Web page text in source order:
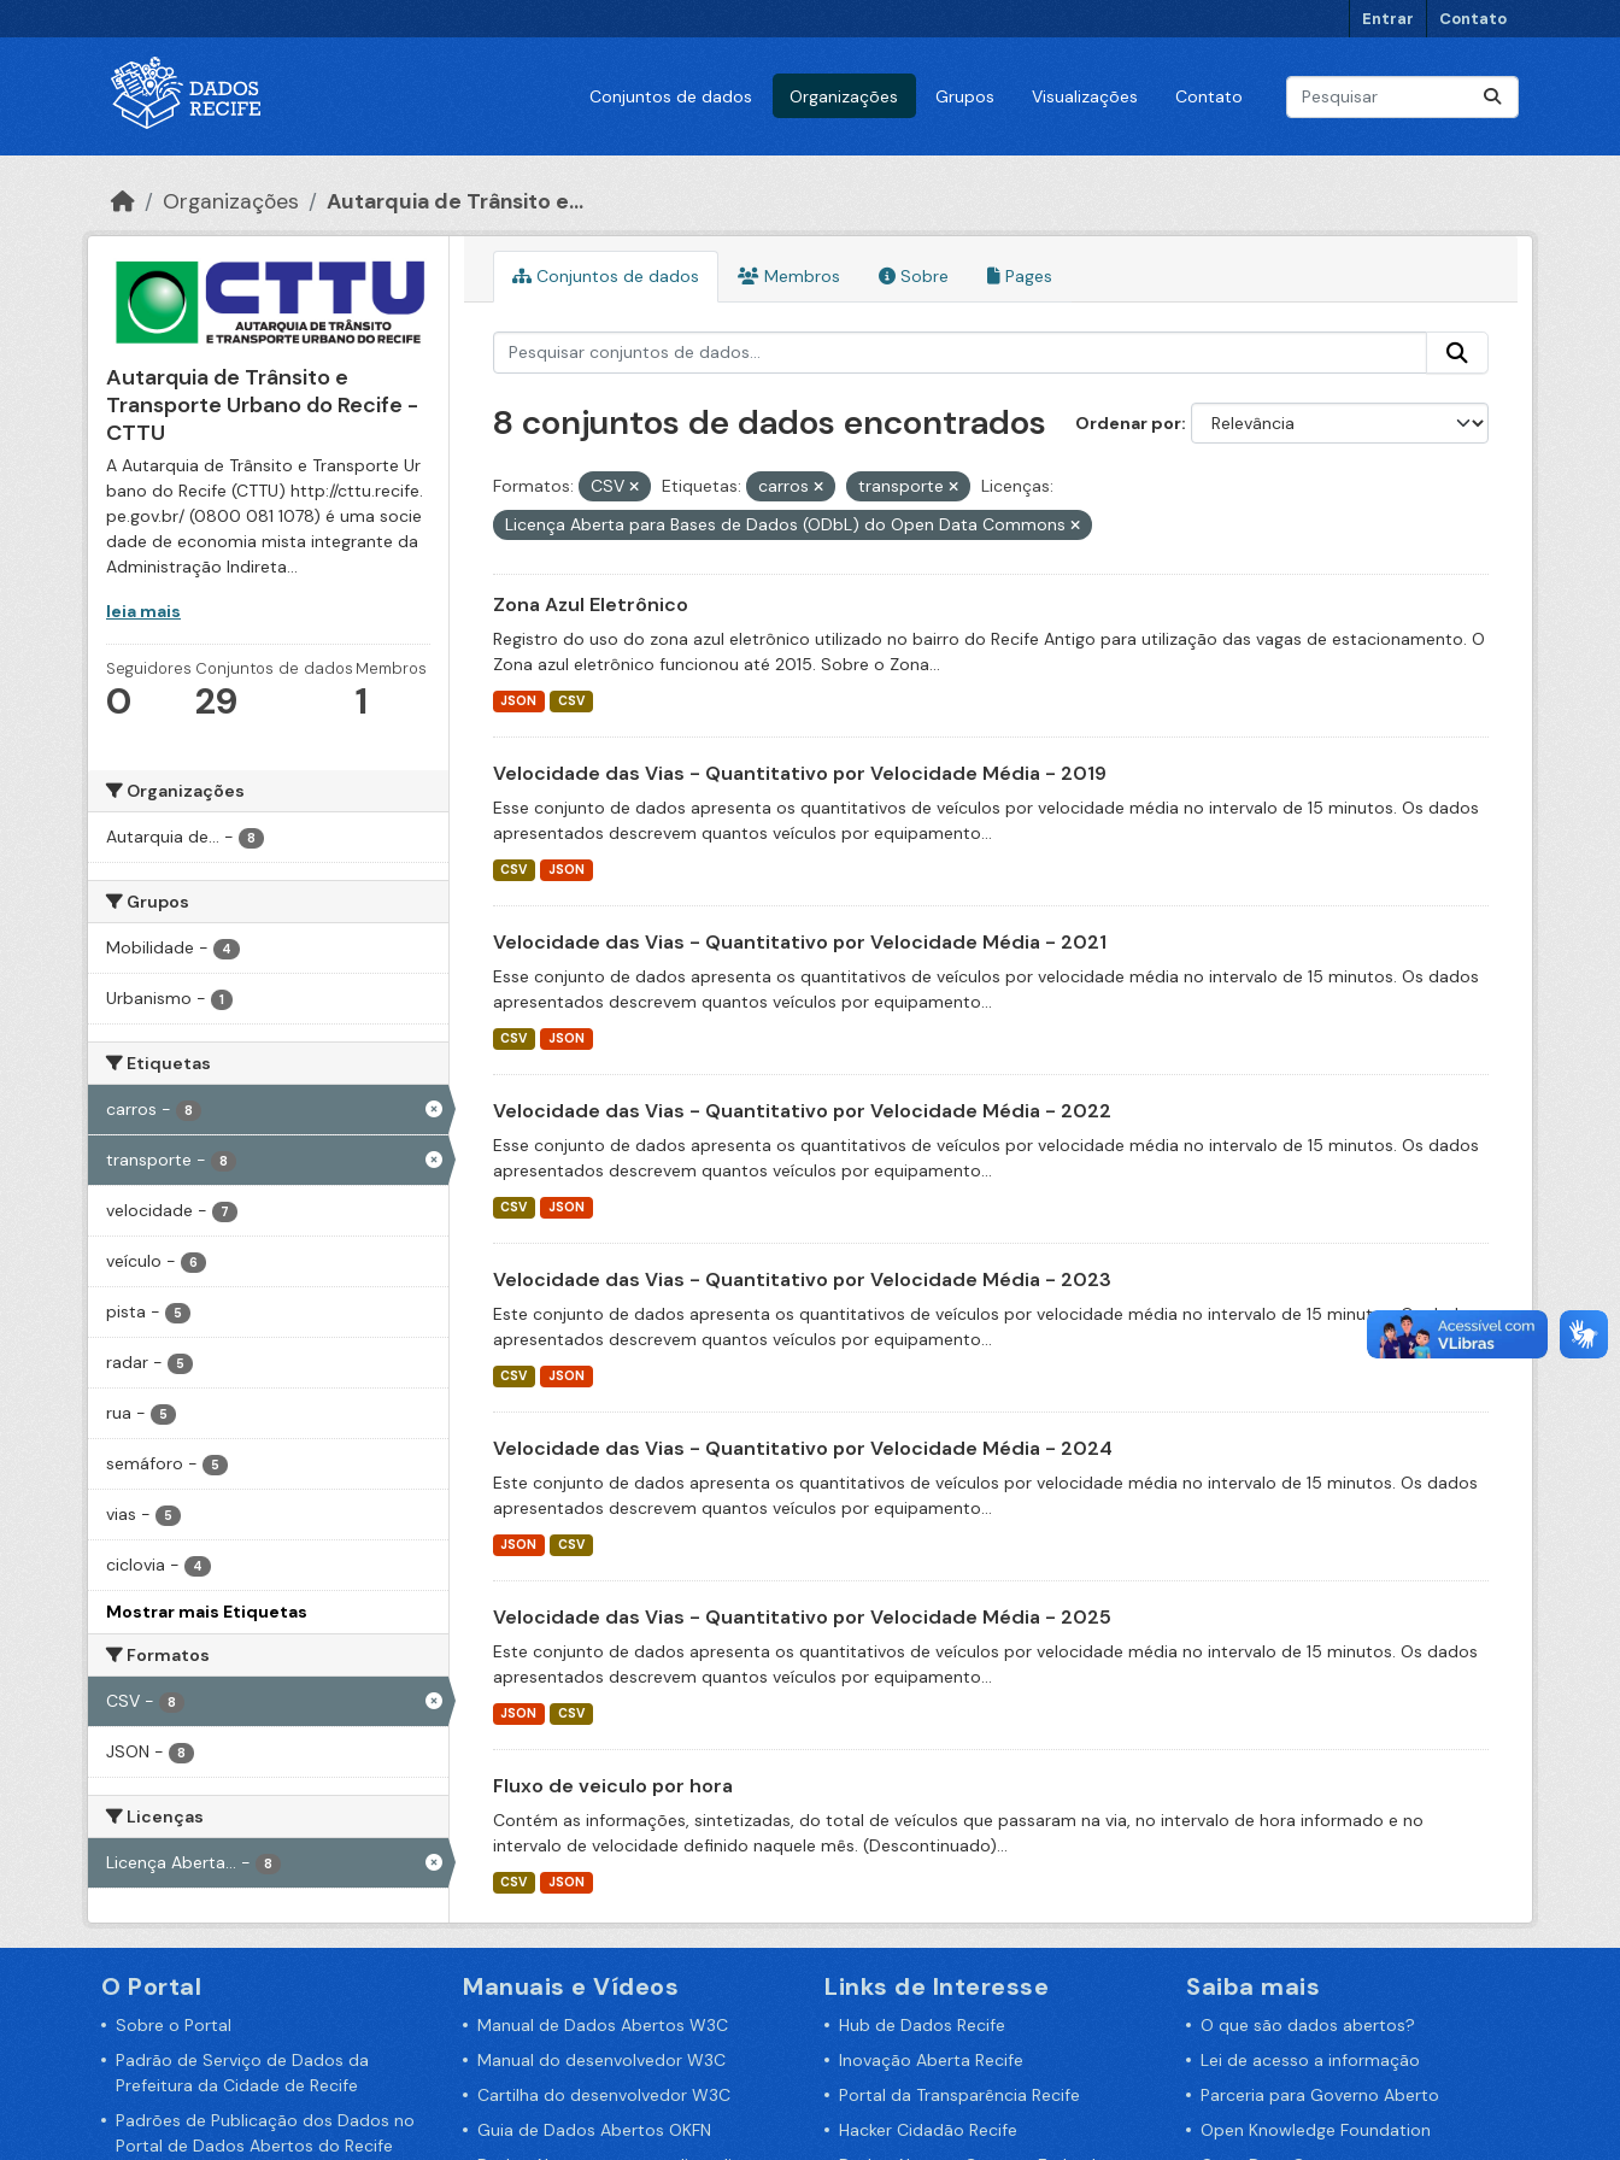
Entrar Contato
Conjuntos de dados Organizações Grupos Visualizações Contato
Organizações Autarquia de Trânsito e...
Autarquia de Trânsito e
Transporte Urbano do Recife -
CTTU
A Autarquia de Trânsito e Transporte Ur
bano do Recife (CTTU) http://cttu.recife.
pe.gov.br/ (0800 081 1078) é uma socie
dade de economia mista integrante da
Administração Indireta...
leia mais
Seguidores
0
Conjuntos de dados
29
Membros
1
Organizações
Autarquia de... - 8
Grupos
Mobilidade - 4
Urbanismo - 1
Etiquetas
carros - 8
transporte - 8
velocidade - 7
veículo - 6
pista - 5
radar - 5
rua - 5
semáforo - 5
vias - 5
ciclovia - 4
Mostrar mais Etiquetas
Formatos
CSV - 8
JSON - 8
Licenças
Licença Aberta... - 8
Conjuntos de dados Membros Sobre Pages
Ordenar por
8 conjuntos de dados encontrados
Formatos: CSV Etiquetas: carros transporte
Licenças:
Licença Aberta para Bases de Dados (ODbL) do Open Data Commons
Zona Azul Eletrônico
Registro do uso do zona azul eletrônico utilizado no bairro do Recife Antigo para utilização das vagas de estacionamento. O
Zona azul eletrônico funcionou até 2015. Sobre o Zona...
JSON CSV
Velocidade das Vias - Quantitativo por Velocidade Média - 2019
Esse conjunto de dados apresenta os quantitativos de veículos por velocidade média no intervalo de 15 minutos. Os dados
apresentados descrevem quantos veículos por equipamento...
CSV JSON
Velocidade das Vias - Quantitativo por Velocidade Média - 2021
Esse conjunto de dados apresenta os quantitativos de veículos por velocidade média no intervalo de 15 minutos. Os dados
apresentados descrevem quantos veículos por equipamento...
CSV JSON
Velocidade das Vias - Quantitativo por Velocidade Média - 2022
Esse conjunto de dados apresenta os quantitativos de veículos por velocidade média no intervalo de 15 minutos. Os dados
apresentados descrevem quantos veículos por equipamento...
CSV JSON
Velocidade das Vias - Quantitativo por Velocidade Média - 2023
Este conjunto de dados apresenta os quantitativos de veículos por velocidade média no intervalo de 15 minutos. Os dados
apresentados descrevem quantos veículos por equipamento...
CSV JSON
Velocidade das Vias - Quantitativo por Velocidade Média - 2024
Este conjunto de dados apresenta os quantitativos de veículos por velocidade média no intervalo de 15 minutos. Os dados
apresentados descrevem quantos veículos por equipamento...
JSON CSV
Velocidade das Vias - Quantitativo por Velocidade Média - 2025
Este conjunto de dados apresenta os quantitativos de veículos por velocidade média no intervalo de 15 minutos. Os dados
apresentados descrevem quantos veículos por equipamento...
JSON CSV
Fluxo de veiculo por hora
Contém as informações, sintetizadas, do total de veículos que passaram na via, no intervalo de hora informado e no
intervalo de velocidade definido naquele mês. (Descontinuado)...
CSV JSON
O Portal
Sobre o Portal
Padrão de Serviço de Dados da
Prefeitura da Cidade de Recife
Padrões de Publicação dos Dados no
Portal de Dados Abertos do Recife
Manuais e Vídeos
Manual de Dados Abertos W3C
Manual do desenvolvedor W3C
Cartilha do desenvolvedor W3C
Guia de Dados Abertos OKFN
Links de Interesse
Hub de Dados Recife
Inovação Aberta Recife
Portal da Transparência Recife
Hacker Cidadão Recife
Saiba mais
O que são dados abertos?
Lei de acesso a informação
Parceria para Governo Aberto
Open Knowledge Foundation